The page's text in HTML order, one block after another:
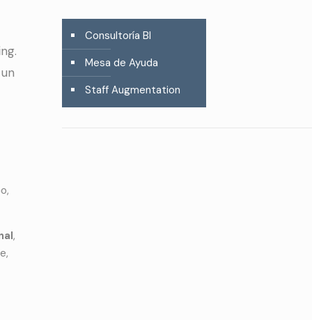
,
Consultoría BI
Mesa de Ayuda
Staff Augmentation